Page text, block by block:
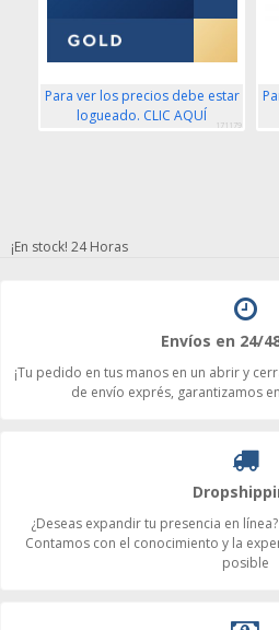
Para ver los precios debe estar
logueado. CLIC AQUÍ
171179
¡En stock! 24 Horas
Envíos en 24/
¡Tu pedido en tus manos en un abrir y
de envío exprés, garantizamos
¿Deseas expandir tu presencia en
Contamos con el conocimiento y la
posible